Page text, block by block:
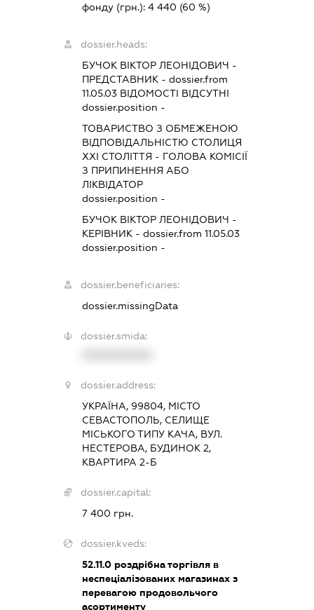
фонду (грн.): 4 440 (60 %)
dossier.heads:
БУЧОК ВІКТОР ЛЕОНІДОВИЧ -
ПРЕДСТАВНИК- dossier.from
11.05.03ВІДОМОСТІ ВІДСУТНІ
dossier.position -
ТОВАРИСТВО З ОБМЕЖЕНОЮ
ВІДПОВІДАЛЬНІСТЮ СТОЛИЦЯ
ХХІ СТОЛІТТЯ - ГОЛОВА КОМІСІЇ
З ПРИПИНЕННЯ АБО
ЛІКВІДАТОР
dossier.position -
БУЧОК ВІКТОР ЛЕОНІДОВИЧ -
КЕРІВНИК- dossier.from 11.05.03
dossier.position -
dossier.beneficiaries:
dossier.missingData
dossier.smida:
dossier.address:
УКРАЇНА, 99804, МІСТО
СЕВАСТОПОЛЬ, СЕЛИЩЕ
МІСЬКОГО ТИПУ КАЧА, ВУЛ.
НЕСТЕРОВА, БУДИНОК 2,
КВАРТИРА 2-Б
dossier.capital:
7 400 грн.
dossier.kveds:
52.11.0роздрібна торгівля в
неспеціалізованих магазинах з
перевагою продовольчого
асортименту